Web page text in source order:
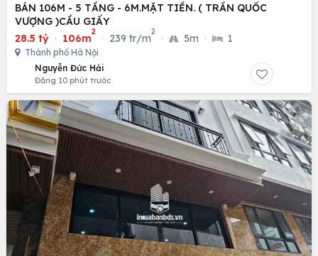
BÁN 106M - 5 TẦNG - 6M.MẶT TIỀN. ( TRẦN QUỐC
VƯỢNG )CẦU GIẤY
28.5 tỷ · 106m
2
· 239 tr/m
2
· 5m · 1
Thành phố Hà Nội
Nguyễn Đức Hải
Đăng 10 phút trước